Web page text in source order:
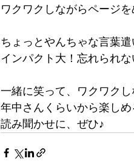
ワクワクしながらページを
ちょっとやんちゃな言葉
インパクト大！忘れられな
一緒に笑って、ワクワクし
年中さんくらいから楽しめ
読み聞かせに、ぜひ♪